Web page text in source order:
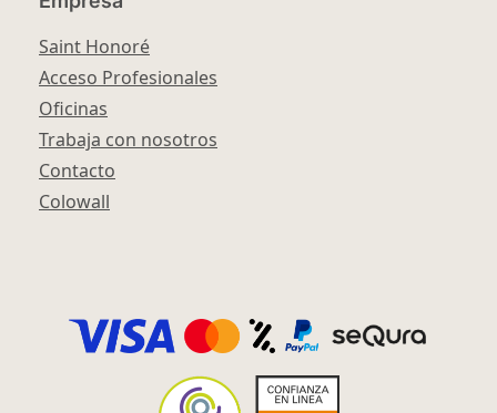
Saint Honoré
Acceso Profesionales
Oficinas
Trabaja con nosotros
Contacto
Colowall